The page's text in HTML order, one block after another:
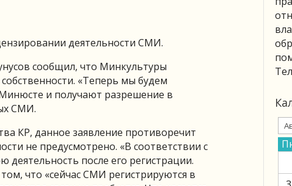
деятельности СМИ.
сообщил, что Минкультуры
«Теперь мы будем
и получают разрешение в
СМИ.
КР, данное заявление противоречит
не предусмотрено. «В соответствии с
деятельность после его регистрации.
что «сейчас СМИ регистрируются в